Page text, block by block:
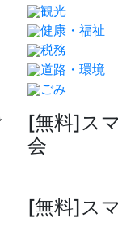
観光
健康・福祉
税務
道路・環境
ごみ
[無料]ス
会
[無料]ス